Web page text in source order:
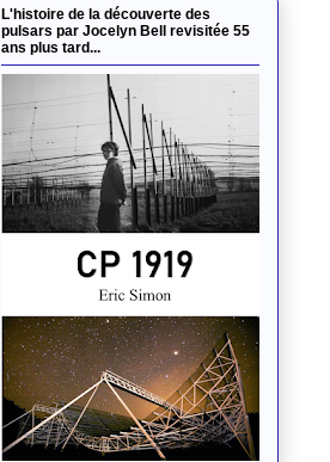
L'histoire de la découverte des
pulsars par Jocelyn Bell revisitée 55
ans plus tard...